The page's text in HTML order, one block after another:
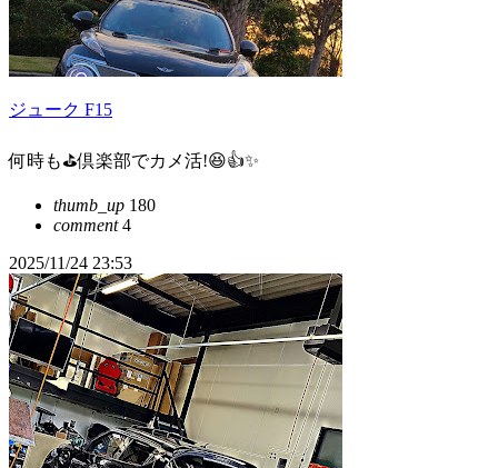
ジューク F15
何時も⛳倶楽部でカメ活!😆👍️✨
thumb_up 180
comment4
2025/11/24 23:53